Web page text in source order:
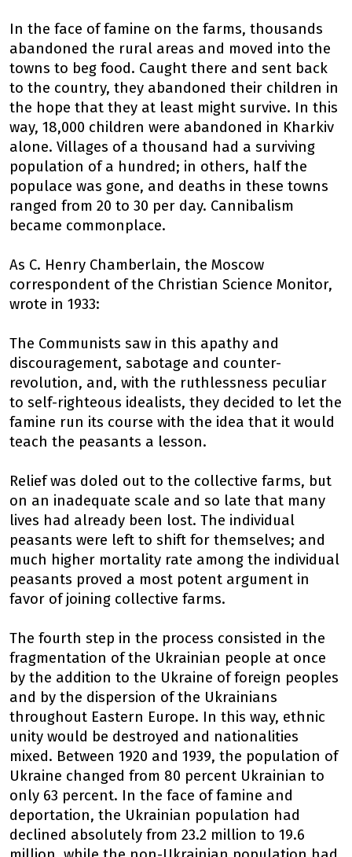
In the face of famine on the farms, thousands
abandoned the rural areas and moved into the
towns to beg food. Caught there and sent back
to the country, they abandoned their children in
the hope that they at least might survive. In this
way, 18,000 children were abandoned in Kharkiv
alone. Villages of a thousand had a surviving
population of a hundred; in others, half the
populace was gone, and deaths in these towns
ranged from 20 to 30 per day. Cannibalism
became commonplace.
As C. Henry Chamberlain, the Moscow
correspondent of the Christian Science Monitor,
wrote in 1933:
The Communists saw in this apathy and
discouragement, sabotage and counter-
revolution, and, with the ruthlessness peculiar
to self-righteous idealists, they decided to let the
famine run its course with the idea that it would
teach the peasants a lesson.
Relief was doled out to the collective farms, but
on an inadequate scale and so late that many
lives had already been lost. The individual
peasants were left to shift for themselves; and
much higher mortality rate among the individual
peasants proved a most potent argument in
favor of joining collective farms.
The fourth step in the process consisted in the
fragmentation of the Ukrainian people at once
by the addition to the Ukraine of foreign peoples
and by the dispersion of the Ukrainians
throughout Eastern Europe. In this way, ethnic
unity would be destroyed and nationalities
mixed. Between 1920 and 1939, the population of
Ukraine changed from 80 percent Ukrainian to
only 63 percent. In the face of famine and
deportation, the Ukrainian population had
declined absolutely from 23.2 million to 19.6